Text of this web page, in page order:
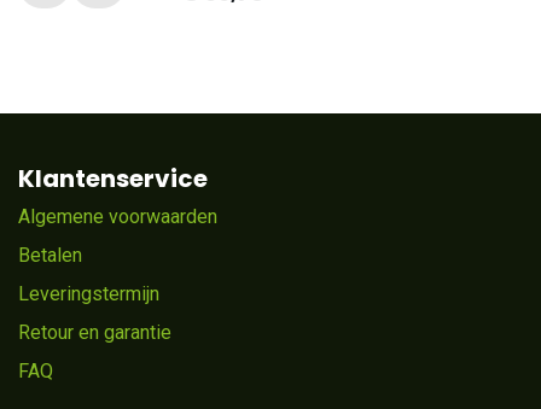
Klantenservice
Algemene voorwaarden
Betalen
Leveringstermijn
Retour en garantie
FAQ